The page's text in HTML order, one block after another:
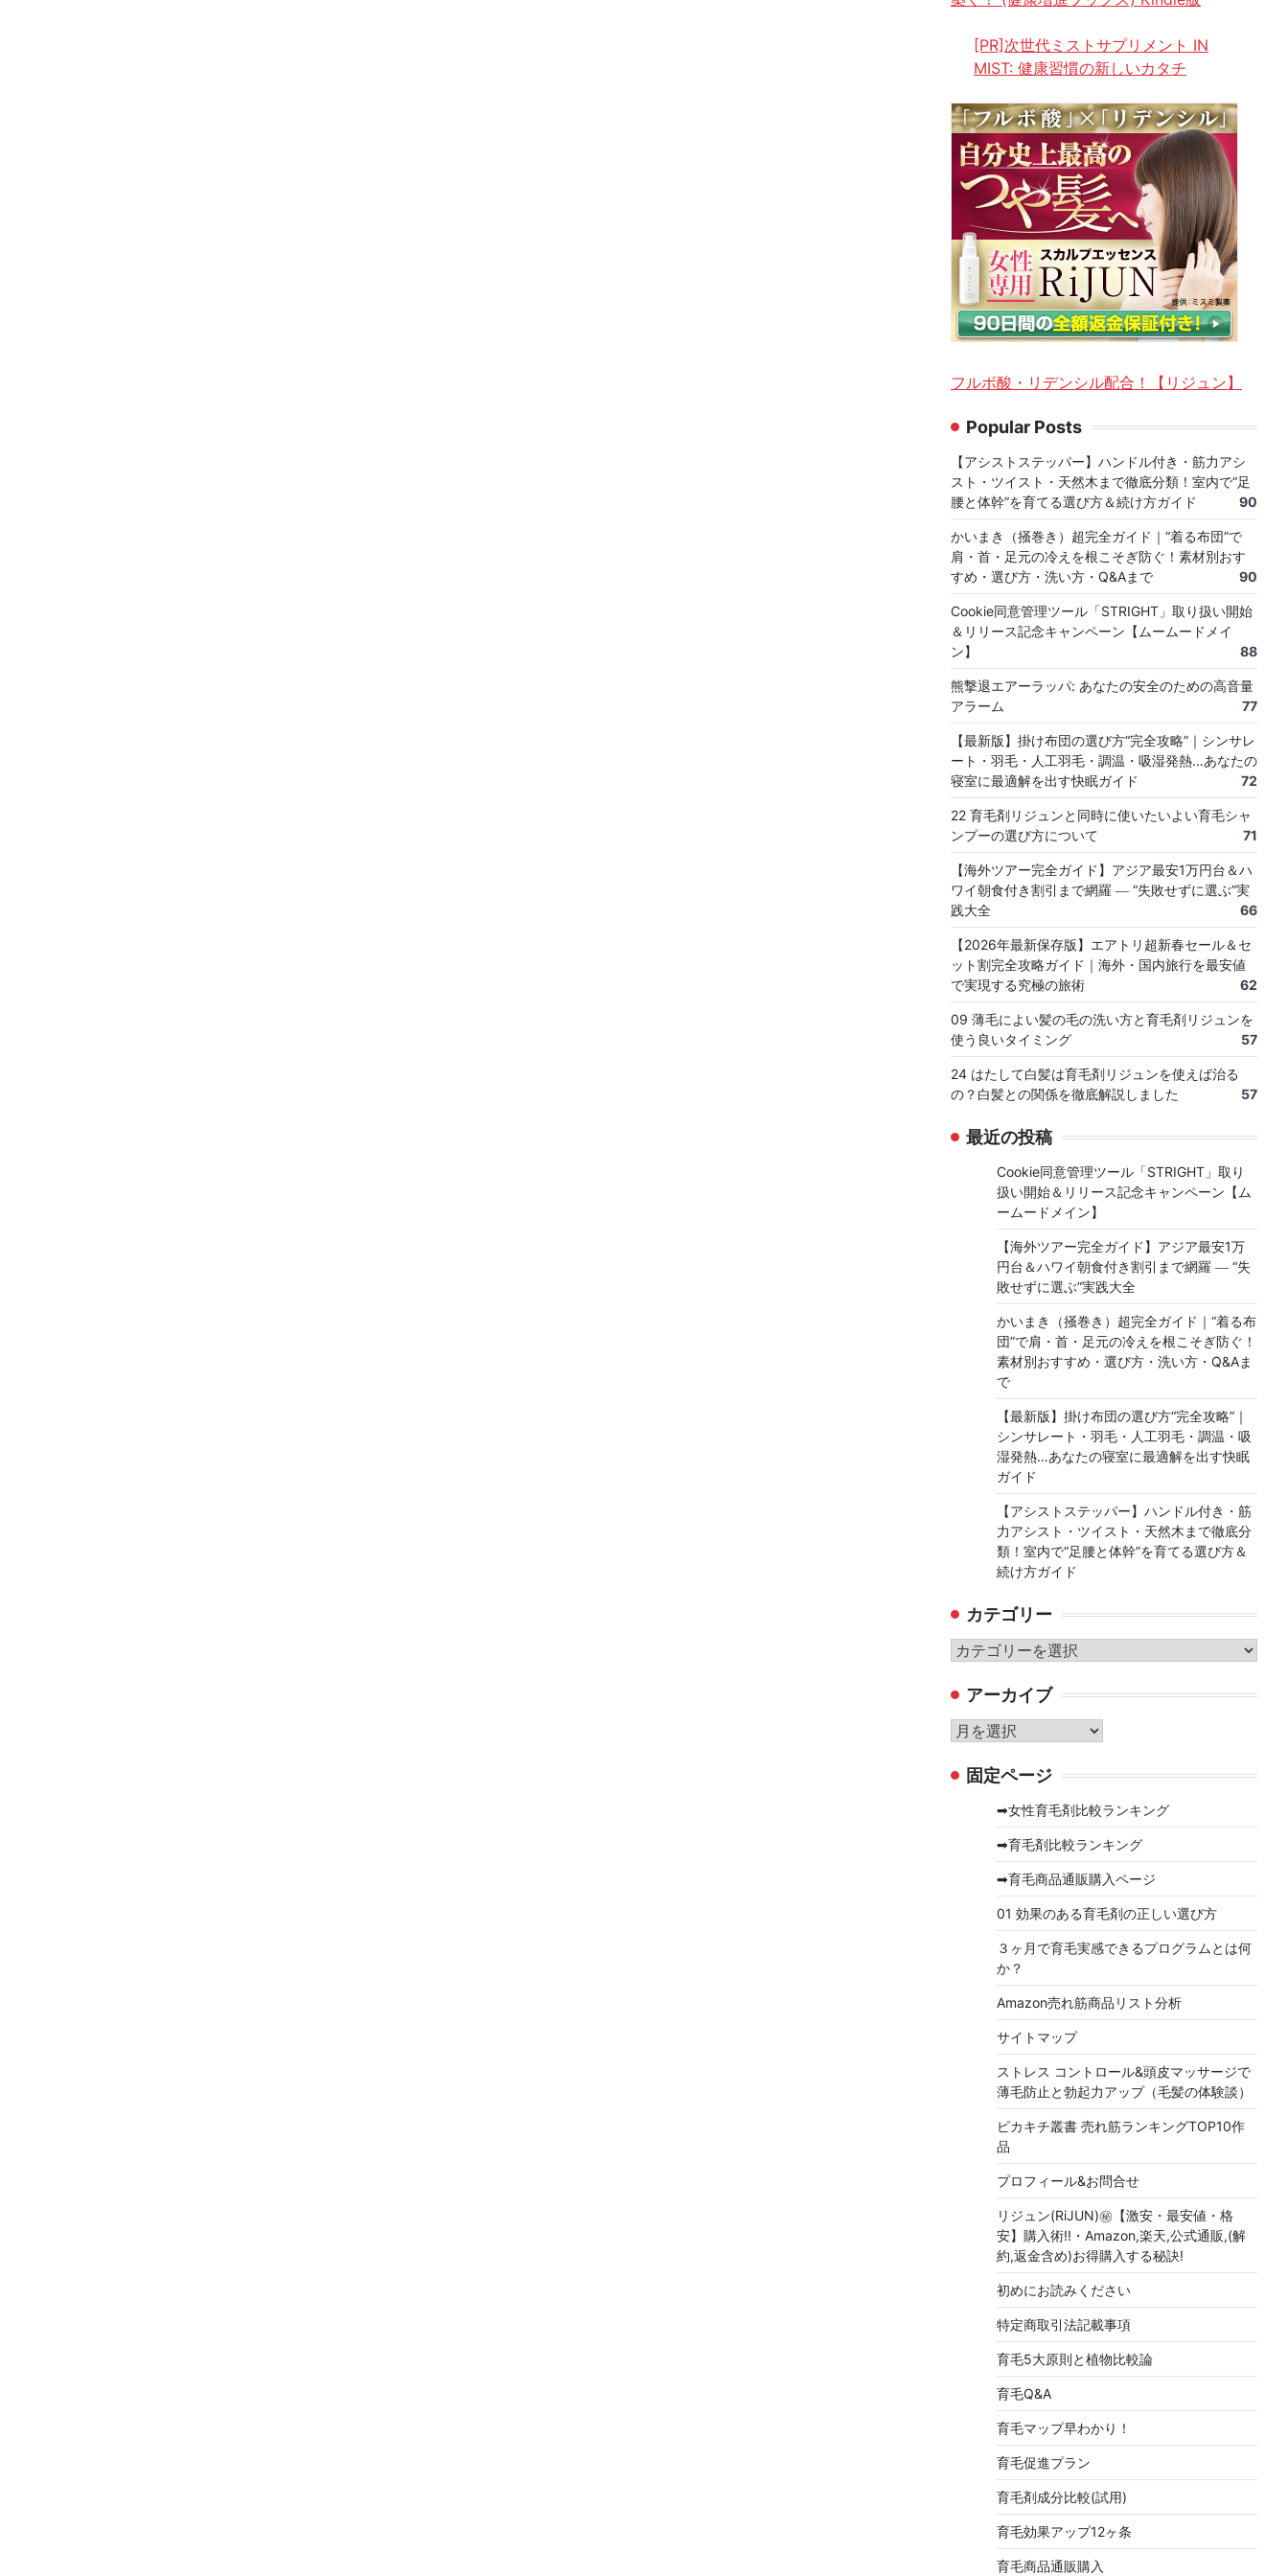
[PR]次世代ミストサプリメント IN
MIST: 健康習慣の新しいカタチ
フルボ酸・リデンシル配合！【リジュン】
Popular Posts
【アシストステッパー】ハンドル付き・筋力アシ
スト・ツイスト・天然木まで徹底分類！室内で“足
腰と体幹”を育てる選び方＆続け方ガイド
90
かいまき（掻巻き）超完全ガイド｜“着る布団”で
肩・首・足元の冷えを根こそぎ防ぐ！素材別おす
すめ・選び方・洗い方・Q&Aまで
90
Cookie同意管理ツール「STRIGHT」取り扱い開始
＆リリース記念キャンペーン【ムームードメイ
ン】
88
熊撃退エアーラッパ: あなたの安全のための高音量
アラーム
77
【最新版】掛け布団の選び方“完全攻略”｜シンサレ
ート・羽毛・人工羽毛・調温・吸湿発熱…あなたの
寝室に最適解を出す快眠ガイド
72
22 育毛剤リジュンと同時に使いたいよい育毛シャ
ンプーの選び方について
71
【海外ツアー完全ガイド】アジア最安1万円台＆ハ
ワイ朝食付き割引まで網羅 ― “失敗せずに選ぶ”実
践大全
66
【2026年最新保存版】エアトリ超新春セール＆セ
ット割完全攻略ガイド｜海外・国内旅行を最安値
で実現する究極の旅術
62
09 薄毛によい髪の毛の洗い方と育毛剤リジュンを
使う良いタイミング
57
24 はたして白髪は育毛剤リジュンを使えば治る
の？白髪との関係を徹底解説しました
57
最近の投稿
Cookie同意管理ツール「STRIGHT」取り
扱い開始＆リリース記念キャンペーン【ム
ームードメイン】
【海外ツアー完全ガイド】アジア最安1万
円台＆ハワイ朝食付き割引まで網羅 ― “失
敗せずに選ぶ”実践大全
かいまき（掻巻き）超完全ガイド｜“着る布
団”で肩・首・足元の冷えを根こそぎ防ぐ！
素材別おすすめ・選び方・洗い方・Q&Aま
で
【最新版】掛け布団の選び方“完全攻略”｜
シンサレート・羽毛・人工羽毛・調温・吸
湿発熱…あなたの寝室に最適解を出す快眠
ガイド
【アシストステッパー】ハンドル付き・筋
力アシスト・ツイスト・天然木まで徹底分
類！室内で“足腰と体幹”を育てる選び方＆
続け方ガイド
カテゴリー
カ
ゴ
リ
ー
アーカイブ
ア
カ 固定ページ
➡女性育毛剤比較ランキング
➡育毛剤比較ランキング
➡育毛商品通販購入ページ
01 効果のある育毛剤の正しい選び方
３ヶ月で育毛実感できるプログラムとは何
か？
Amazon売れ筋商品リスト分析
サイトマップ
ストレス コントロール&頭皮マッサージで
薄毛防止と勃起力アップ（毛髪の体験談）
ピカキチ叢書 売れ筋ランキングTOP10作
品
プロフィール&お問合せ
リジュン(RiJUN)㊙【激安・最安値・格
安】購入術!!・Amazon,楽天,公式通販,(解
約,返金含め)お得購入する秘訣!
初めにお読みください
特定商取引法記載事項
育毛5大原則と植物比較論
育毛Q&A
育毛マップ早わかり！
育毛促進プラン
育毛剤成分比較(試用)
育毛効果アップ12ヶ条
育毛商品通販購入